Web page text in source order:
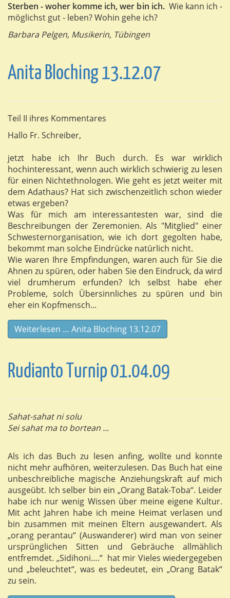
Sterben - woher komme ich, wer bin ich.Wie kann ich -
möglichst gut - leben? Wohin gehe ich?
Barbara Pelgen, Musikerin, Tübingen
Anita Bloching 13.12.07
Teil II ihres Kommentares
Hallo Fr. Schreiber,
jetzt habe ich Ihr Buch durch. Es war wirklich
hochinteressant, wenn auch wirklich schwierig zu lesen
für einen Nichtethnologen. Wie geht es jetzt weiter mit
dem Adathaus? Hat sich zwischenzeitlich schon wieder
etwas ergeben?
Was für mich am interessantesten war, sind die
Beschreibungen der Zeremonien. Als "Mitglied" einer
Schwesternorganisation, wie ich dort gegolten habe,
bekommt man solche Eindrücke natürlich nicht.
Wie waren Ihre Empfindungen, waren auch für Sie die
Ahnen zu spüren, oder haben Sie den Eindruck, da wird
viel drumherum erfunden? Ich selbst habe eher
Probleme, solch Übersinnliches zu spüren und bin
eher ein Kopfmensch...
Weiterlesen … Anita Bloching 13.12.07
Rudianto Turnip 01.04.09
Sahat-sahat ni solu
Sei sahat ma to bortean ...
Als ich das Buch zu lesen anfing, wollte und konnte
nicht mehr aufhören, weiterzulesen. Das Buch hat eine
unbeschreibliche magische Anziehungskraft auf mich
ausgeübt. Ich selber bin ein „Orang Batak-Toba“. Leider
habe ich nur wenig Wissen über meine eigene Kultur.
Mit acht Jahren habe ich meine Heimat verlasen und
bin zusammen mit meinen Eltern ausgewandert. Als
„orang perantau“ (Auswanderer) wird man von seiner
ursprünglichen Sitten und Gebräuche allmählich
entfremdet. „Sidihoni….“ hat mir Vieles wiedergegeben
und „beleuchtet“, was es bedeutet, ein „Orang Batak“
zu sein.